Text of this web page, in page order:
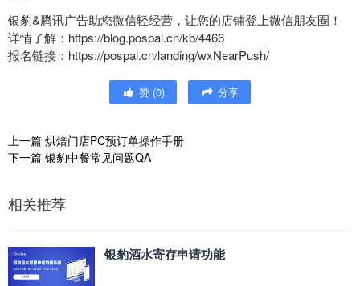
银豹&腾讯广告助您微信轻经营，让您的店铺登上微信朋友圈！
详情了解：https://blog.pospal.cn/kb/4466
报名链接：https://pospal.cn/landing/wxNearPush/
赞 (0) 分享
上一篇 烘焙门店PC预订单操作手册
下一篇 银豹中餐常见问题QA
相关推荐
银豹酒水寄存申请功能